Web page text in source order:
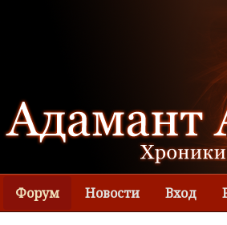
Форум Новости Вход